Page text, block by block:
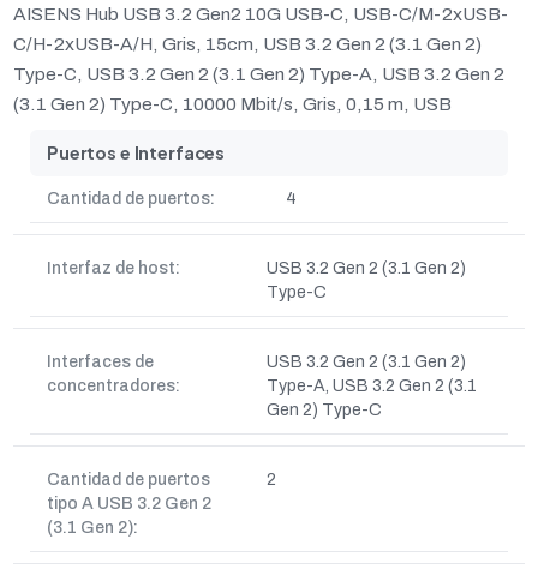
AISENS Hub USB 3.2 Gen2 10G USB-C, USB-C/M-2xUSB-
C/H-2xUSB-A/H, Gris, 15cm, USB 3.2 Gen 2 (3.1 Gen 2)
Type-C, USB 3.2 Gen 2 (3.1 Gen 2) Type-A, USB 3.2 Gen 2
(3.1 Gen 2) Type-C, 10000 Mbit/s, Gris, 0,15 m, USB
Puertos e Interfaces
Cantidad de puertos: 4
Interfaz de host:
USB 3.2 Gen 2 (3.1 Gen 2)
Type-C
Interfaces de
concentradores:
USB 3.2 Gen 2 (3.1 Gen 2)
Type-A, USB 3.2 Gen 2 (3.1
Gen 2) Type-C
Cantidad de puertos
tipo A USB 3.2 Gen 2
(3.1 Gen 2):
2